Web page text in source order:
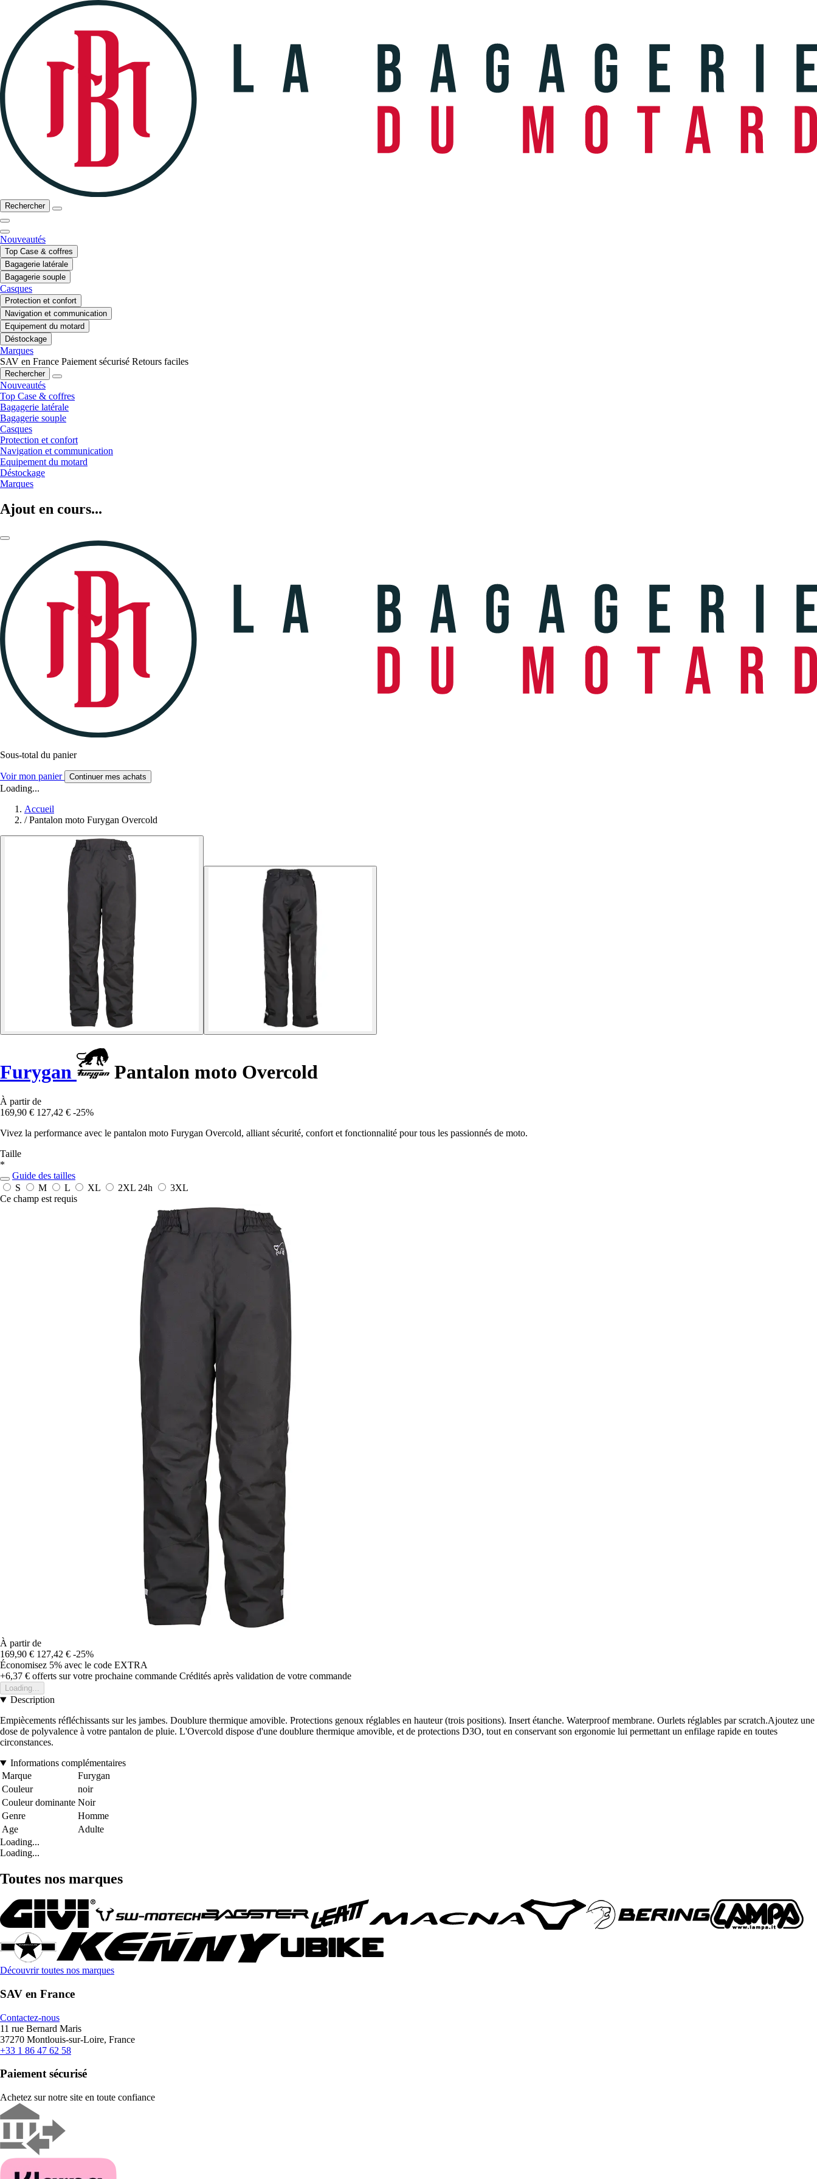
Rechercher
Nouveautés
Top Case & coffres
Bagagerie latérale
Bagagerie souple
Casques
Protection et confort
Navigation et communication
Equipement du motard
Déstockage
Marques
SAV en France Paiement sécurisé Retours faciles
Rechercher
Nouveautés
Top Case & coffres
Bagagerie latérale
Bagagerie souple
Casques
Protection et confort
Navigation et communication
Equipement du motard
Déstockage
Marques
Ajout en cours...
Sous-total du panier
Voir mon panier Continuer mes achats
Loading...
Accueil
/ Pantalon moto Furygan Overcold
Furygan Pantalon moto Overcold
À partir de
169,90 € 127,42 € -25%
Vivez la performance avec le pantalon moto Furygan Overcold, alliant sécurité, confort et fonctionnalité pour tous les passionnés de moto.
Taille
*
Guide des tailles
S
M L XL 2XL 24h
3XL
Ce champ est requis
À partir de
169,90 € 127,42 € -25%
Économisez 5% avec le code EXTRA
+6,37 € offerts sur votre prochaine commande Crédités après validation de votre commande
Loading...
Description
Empiècements réfléchissants sur les jambes. Doublure thermique amovible. Protections genoux réglables en hauteur (trois positions). Insert étanche. Waterproof membrane. Ourlets réglables par scratch.Ajoutez une
dose de polyvalence à votre pantalon de pluie. L'Overcold dispose d'une doublure thermique amovible, et de protections D3O, tout en conservant son ergonomie lui permettant un enfilage rapide en toutes
circonstances.
Informations complémentaires
Marque
Furygan
Couleur
noir
Couleur dominante Noir
Genre
Homme
Age
Adulte
Loading...
Loading...
Toutes nos marques
Découvrir toutes nos marques
SAV en France
Contactez-nous
11 rue Bernard Maris
37270 Montlouis-sur-Loire, France
+33 1 86 47 62 58
Paiement sécurisé
Achetez sur notre site en toute confiance